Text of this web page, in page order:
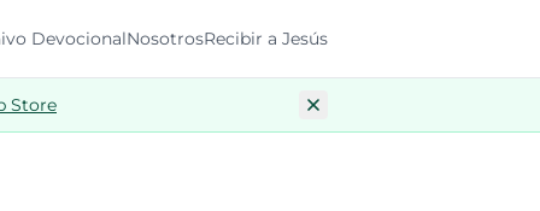
DevocionalNosotrosRecibir a Jesús
Store